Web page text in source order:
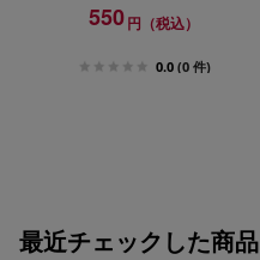
550円（税込）
0.0 (0 件)
最近チェックした商品